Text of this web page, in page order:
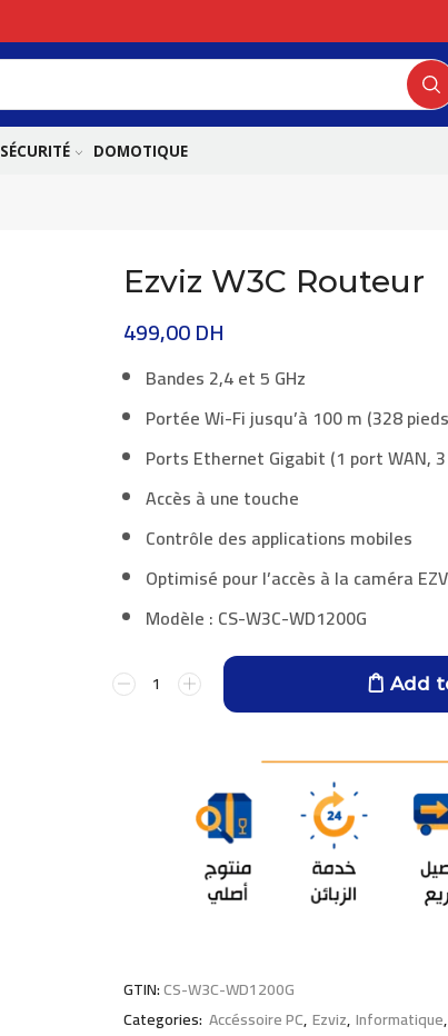
SÉCURITÉ DOMOTIQUE
Ezviz W3C Routeur
499,00DH
Bandes 2,4 et 5 GHz
Portée Wi-Fi jusqu’à 100 m (328
Ports Ethernet Gigabit (1 port WAN,
Accès à une touche
Contrôle des applications mobiles
Optimisé pour l’accès à la caméra
Modèle : CS-W3C-WD1200G
Add
GTIN:CS-W3C-WD1200G
Categories: Accéssoire PC, Ezviz, Informatique,